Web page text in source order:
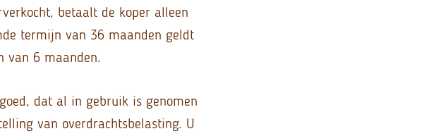
betaalt de koper alleen
termijn van 36 maanden geldt
van 6 maanden.
dat al in gebruik is genomen
van overdrachtsbelasting. U